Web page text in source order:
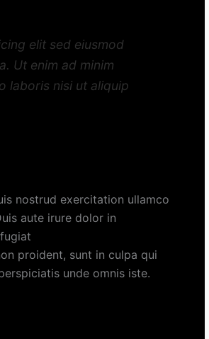
elit sed eiusmod
Ut enim ad minim
laboris nisi ut aliquip
nostrud exercitation ullamco
aute irure dolor in
proident, sunt in culpa qui
unde omnis iste.